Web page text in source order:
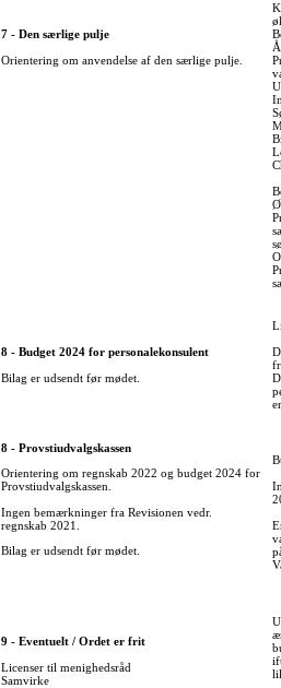
7 - Den særlige pulje
Orientering om anvendelse af den særlige pulje.
8 - Budget 2024 for personalekonsulent
Bilag er udsendt før mødet.
8 - Provstiudvalgskassen
Orientering om regnskab 2022 og budget 2024 for
Provstiudvalgskassen.
Ingen bemærkninger fra Revisionen vedr.
regnskab 2021.
Bilag er udsendt før mødet.
9 - Eventuelt / Ordet er frit
Licenser til menighedsråd
Samvirke